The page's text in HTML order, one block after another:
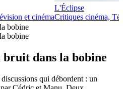
et cinéma
L'Éclipse
Critiques cinéma,
bobine
bobine
bruit dans la bobine
qui débordent : un